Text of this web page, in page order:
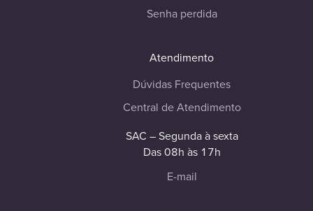
Senha perdida
Atendimento
Dúvidas Frequentes
Central de Atendimento
SAC – Segunda à sexta
Das 08h às 17h
E-mail